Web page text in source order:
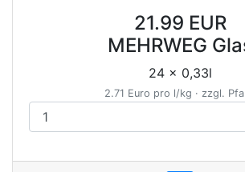
21.99 EUR
MEHRWEG
24 x 0,33l
2.71 Euro pro l/kg · zzgl.